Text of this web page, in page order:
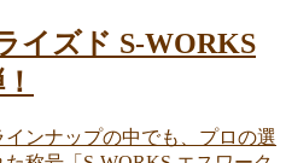
ンナップの中でも、プロの選